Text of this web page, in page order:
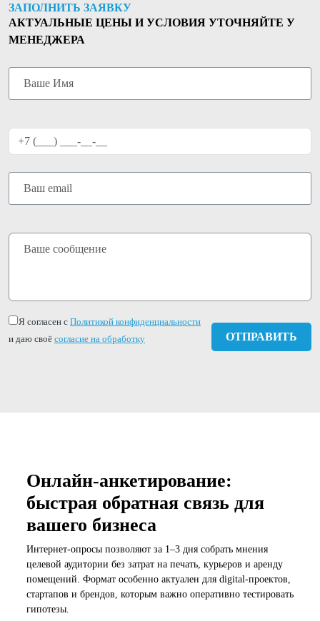
ЗАПОЛНИТЬ ЗАЯВКУ
АКТУАЛЬНЫЕ ЦЕНЫ И УСЛОВИЯ УТОЧНЯЙТЕ У
МЕНЕДЖЕРА
Я согласен с Политикой конфиденциальности
и даю своё согласие на обработку
Онлайн-анкетирование:
быстрая обратная связь для
вашего бизнеса
Интернет-опросы позволяют за 1–3 дня собрать мнения
целевой аудитории без затрат на печать, курьеров и аренду
помещений. Формат особенно актуален для digital-проектов,
стартапов и брендов, которым важно оперативно тестировать
гипотезы.